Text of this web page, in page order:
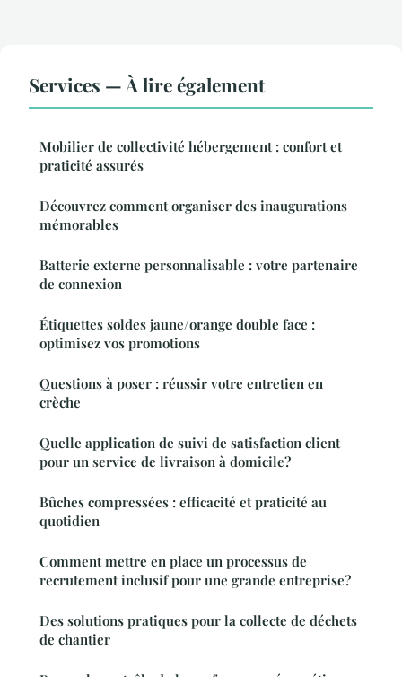
Services — À lire également
Mobilier de collectivité hébergement : confort et
praticité assurés
Découvrez comment organiser des inaugurations
mémorables
Batterie externe personnalisable : votre partenaire
de connexion
Étiquettes soldes jaune/orange double face :
optimisez vos promotions
Questions à poser : réussir votre entretien en
crèche
Quelle application de suivi de satisfaction client
pour un service de livraison à domicile?
Bûches compressées : efficacité et praticité au
quotidien
Comment mettre en place un processus de
recrutement inclusif pour une grande entreprise?
Des solutions pratiques pour la collecte de déchets
de chantier